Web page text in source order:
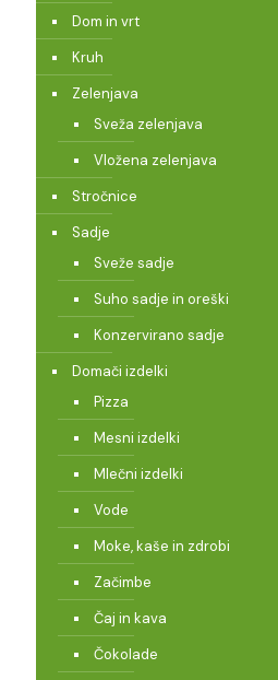
Dom in vrt
Kruh
Zelenjava
Sveža zelenjava
Vložena zelenjava
Stročnice
Sadje
Sveže sadje
Suho sadje in oreški
Konzervirano sadje
Domači izdelki
Pizza
Mesni izdelki
Mlečni izdelki
Vode
Moke, kaše in zdrobi
Začimbe
Čaj in kava
Čokolade